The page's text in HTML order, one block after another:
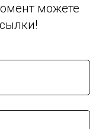
можете